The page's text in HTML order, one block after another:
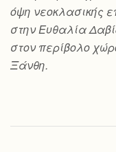
όψη νεοκλασικής
στην Ευθαλία
στον περίβολο
Ξάνθη.